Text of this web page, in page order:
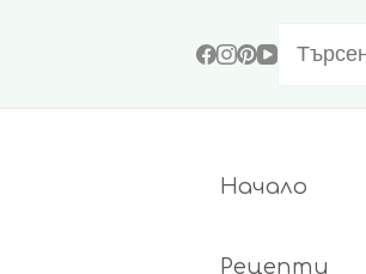
за:
Начало
Рецепти